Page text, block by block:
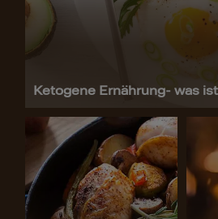
Ketogene Ernährung- was